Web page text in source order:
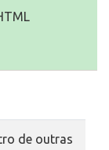
de outras